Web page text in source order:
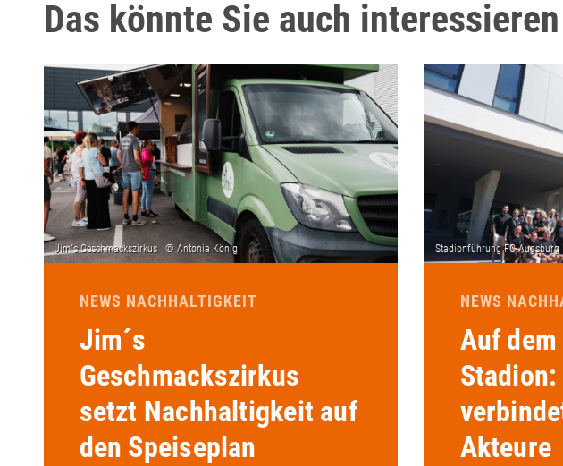
Das könnte Sie auch interessieren
NEWS NACHHALTIGKEIT
Jim´s
Geschmackszirkus
setzt Nachhaltigkeit auf
den Speiseplan
NEWS
Auf
Akteure